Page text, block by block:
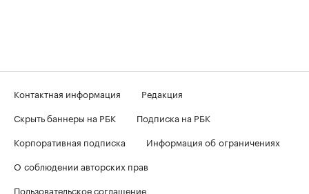
Контактная информация
Редакция
Скрыть баннеры на РБК
Подписка на РБК
Корпоративная подписка
Информация об ограничениях
О соблюдении авторских прав
Пользовательское соглашение